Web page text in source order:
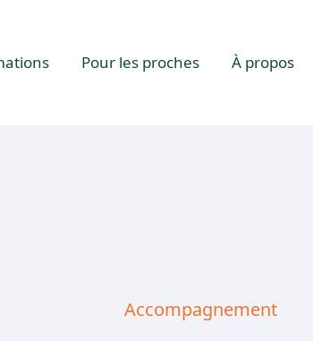
Pour les proches À propos
Accompagnement